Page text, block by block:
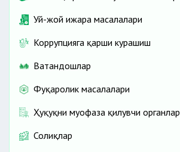
Уй-жой ижара масалалари
Коррупцияга қарши курашиш
Ватандошлар
Фуқаролик масалалари
Ҳуқуқни муҳофаза қилувчи органлар
Солиқлар